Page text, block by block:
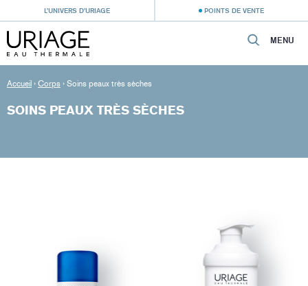
L’UNIVERS D’URIAGE POINTS DE VENTE
MENU
Accueil › Corps › Soins peaux très sèches
SOINS PEAUX TRÈS SÈCHES